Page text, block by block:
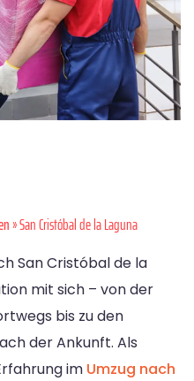
» San Cristóbal de la Laguna
San Cristóbal de la
mit sich – von der
bis zu den
der Ankunft. Als
im Umzug nach